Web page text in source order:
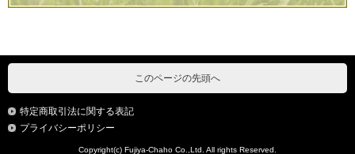
特定商取引法に関する表記
プライバシーポリシー
このページの先頭へ
Copyright(c) Fujiya-Chaho Co.,Ltd. All rights Reserved.